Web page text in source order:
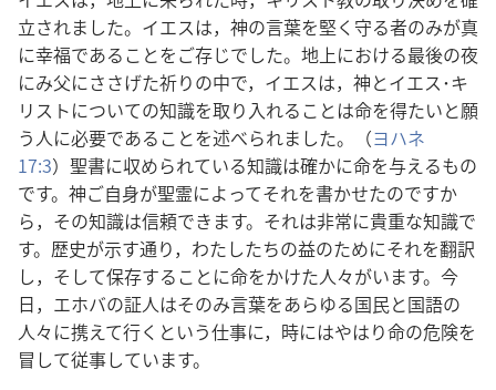
立されました。イエスは，神の言葉を堅く守る者のみが真
に幸福であることをご存じでした。地上における最後の夜
にみ父にささげた祈りの中で，イエスは，神とイエス･キ
リストについての知識を取り入れることは命を得たいと願
う人に必要であることを述べられました。（ヨハネ
17:3）聖書に収められている知識は確かに命を与えるもの
です。神ご自身が聖霊によってそれを書かせたのですか
ら，その知識は信頼できます。それは非常に貴重な知識で
す。歴史が示す通り，わたしたちの益のためにそれを翻訳
し，そして保存することに命をかけた人々がいます。今
日，エホバの証人はそのみ言葉をあらゆる国民と国語の
人々に携えて行くという仕事に，時にはやはり命の危険を
冒して従事しています。